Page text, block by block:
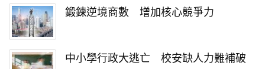
鍛鍊逆境商數 增加核心競爭力
中小學行政大逃亡 校安缺人力難補破